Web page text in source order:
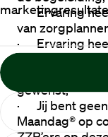
·
Ervaring
van
·
Ervaring
gewenst;
·
Jij bent
Maandag® op